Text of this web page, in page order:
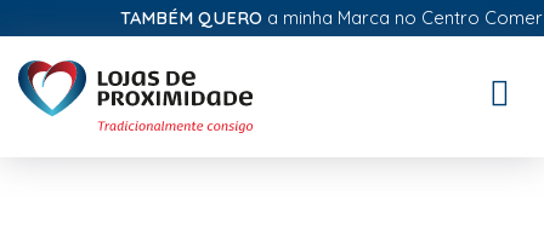
TAMBÉM QUEROa minha Marca no Centro